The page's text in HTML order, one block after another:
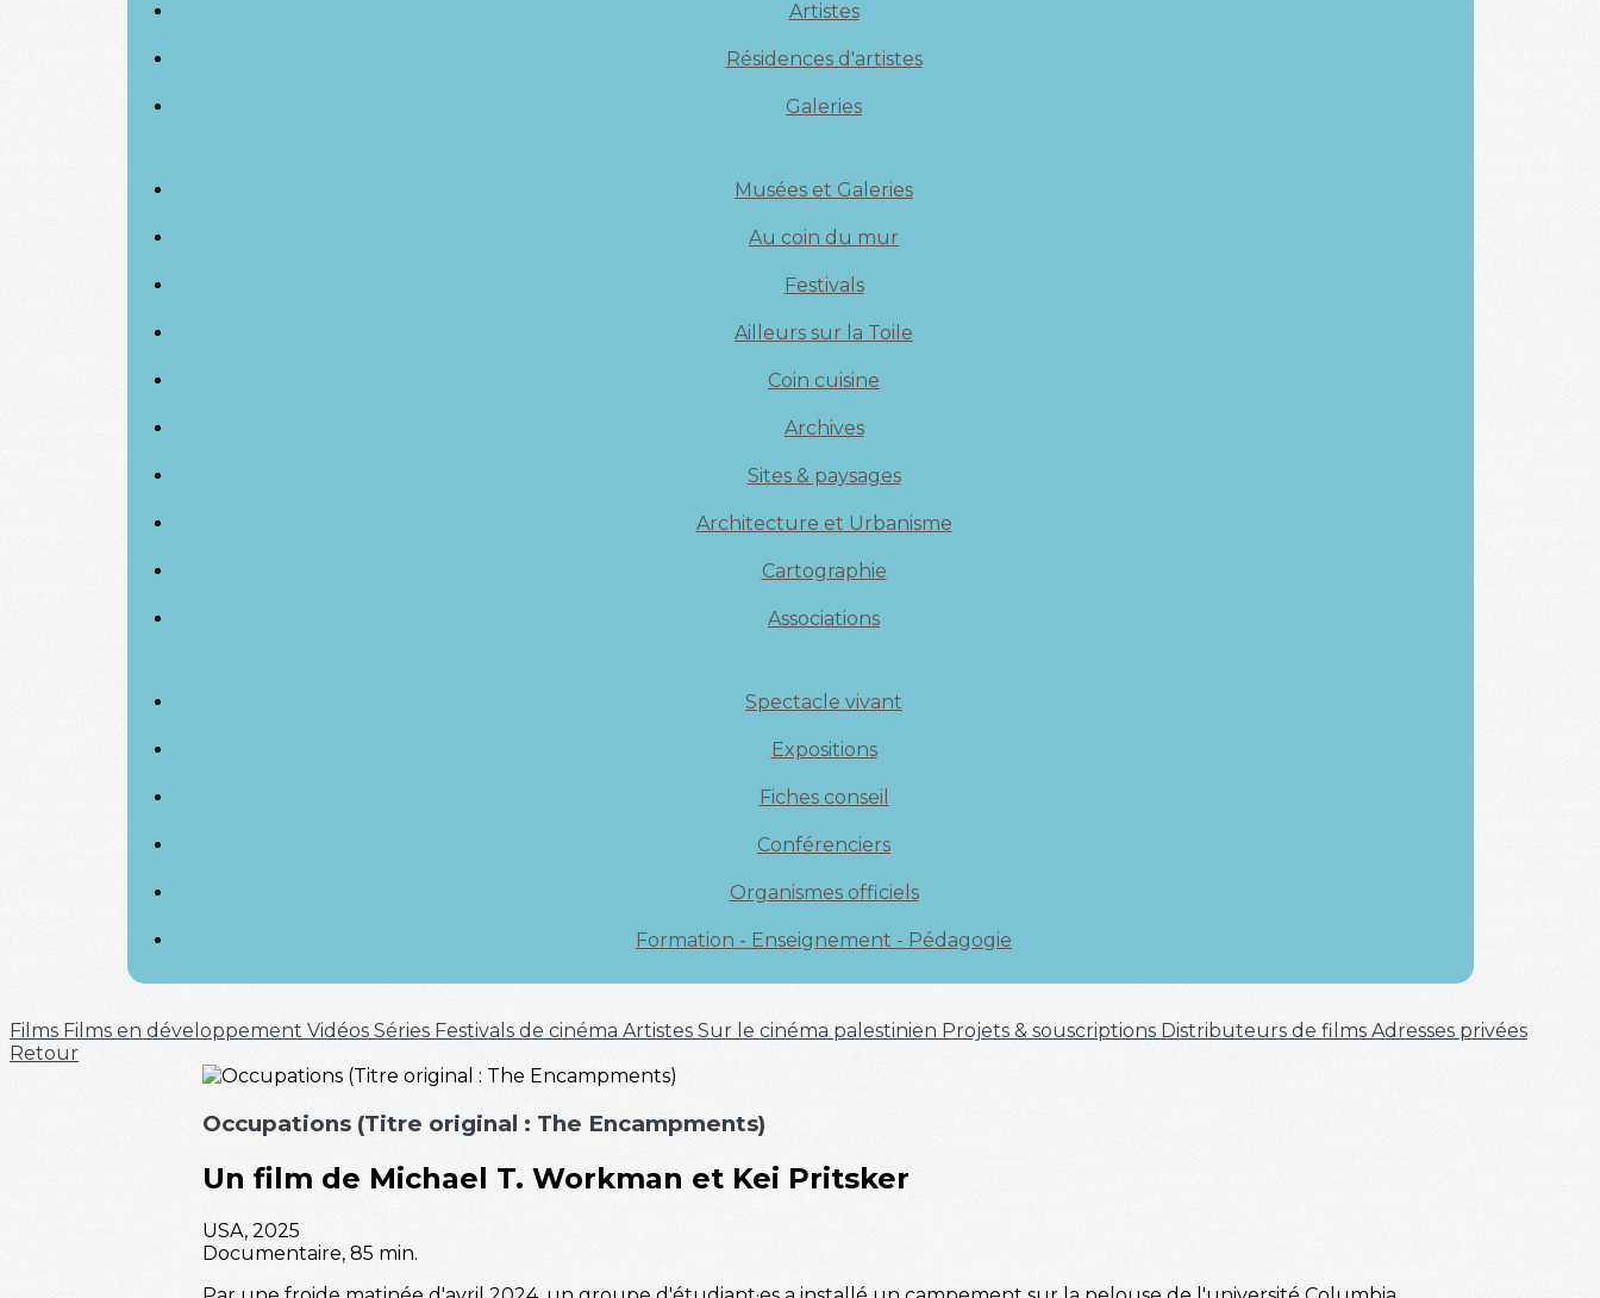
Artistes
Résidences d'artistes
Galeries
Musées et Galeries
Au coin du mur
Festivals
Ailleurs sur la Toile
Coin cuisine
Archives
Sites & paysages
Architecture et Urbanisme
Cartographie
Associations
Spectacle vivant
Expositions
Fiches conseil
Conférenciers
Organismes officiels
Formation - Enseignement - Pédagogie
Films Films en développement Vidéos Séries Festivals de cinéma Artistes Sur le cinéma palestinien Projets & souscriptions Distributeurs de films Adresses privées
Retour
Occupations (Titre original : The Encampments)
Un film de Michael T. Workman et Kei Pritsker
USA, 2025
Documentaire, 85 min.